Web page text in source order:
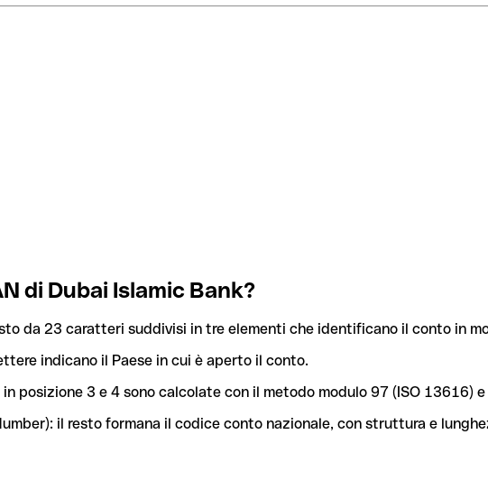
di Dubai Islamic Bank?
da 23 caratteri suddivisi in tre elementi che identificano il conto in
indicano il Paese in cui è aperto il conto.
in posizione 3 e 4 sono calcolate con il metodo modulo 97 (ISO 13616)
il resto formana il codice conto nazionale, con struttura e